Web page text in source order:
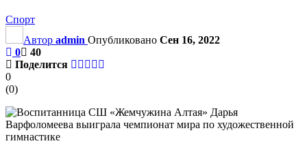
Спорт
Автор admin Опубликовано Сен 16, 2022
0
40
Поделится
0
(0)